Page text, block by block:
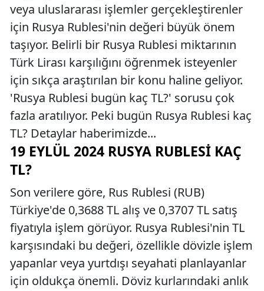
veya uluslararası işlemler gerçekleştirenler
için Rusya Rublesi'nin değeri büyük önem
taşıyor. Belirli bir Rusya Rublesi miktarının
Türk Lirası karşılığını öğrenmek isteyenler
için sıkça araştırılan bir konu haline geliyor.
'Rusya Rublesi bugün kaç TL?' sorusu çok
fazla aratılıyor. Peki bugün Rusya Rublesi kaç
TL? Detaylar haberimizde...
19 EYLÜL 2024 RUSYA RUBLESI KAÇ
TL?
Son verilere göre, Rus Rublesi (RUB)
Türkiye'de 0,3688 TL alış ve 0,3707 TL satış
fiyatıyla işlem görüyor. Rusya Rublesi'nin TL
karşısındaki bu değeri, özellikle dövizle işlem
yapanlar veya yurtdışı seyahati planlayanlar
için oldukça önemli. Döviz kurlarındaki anlık